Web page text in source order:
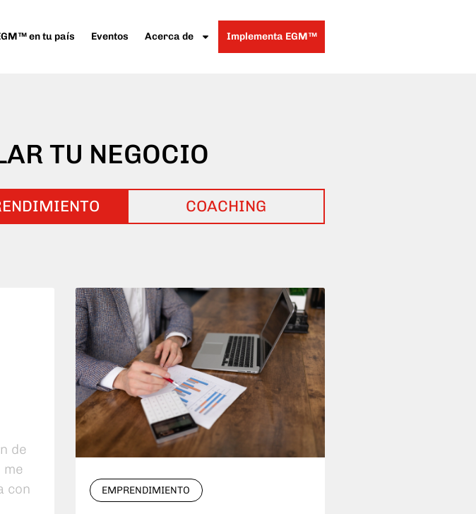
en tu país Eventos Acerca de Implementa EGM™
TU NEGOCIO
COACHING
de
me
con
EMPRENDIMIENTO